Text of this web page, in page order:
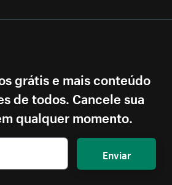
grátis e mais conteúdo
de todos. Cancele sua
qualquer momento.
Enviar